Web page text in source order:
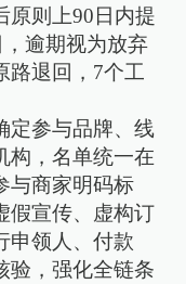
原则上90日内提
逾期视为放弃
路退回，7个工
定参与品牌、线
构，名单统一在
与商家明码标
假宣传、虚构订
申领人、付款
验，强化全链条